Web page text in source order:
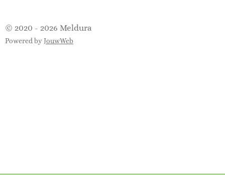
© 2020 - 2026 Meldura
Powered by JouwWeb